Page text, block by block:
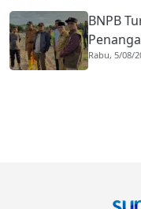
BNPB
Rabu, 5/08/